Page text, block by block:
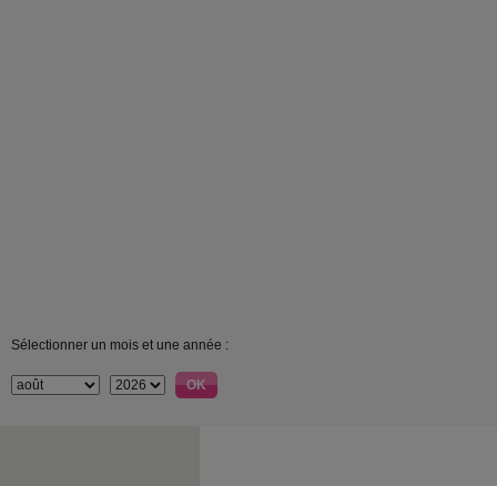
Sélectionner un mois et une année :